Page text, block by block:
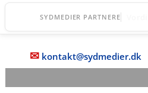
SYDMEDIER PARTNERE
✉ kontakt@sydmedier.dk